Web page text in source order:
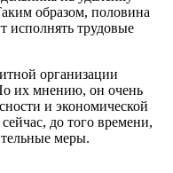
что волна, вызванная
уже в мае 2022 года.
По мнению
к очередной волне,